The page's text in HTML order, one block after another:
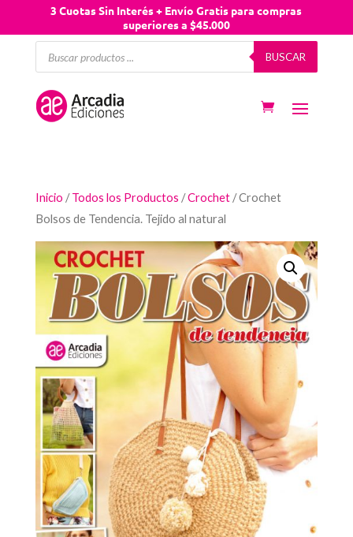
3 Cuotas Sin Interés + Envío Gratis para compras
superiores a $45.000
Búsqueda
productos
BUSCAR
Inicio /Todos los Productos /Crochet/ Crochet
Bolsos de Tendencia. Tejido al natural